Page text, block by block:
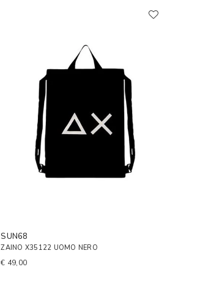
SUN68
ZAINO X35122 UOMO NERO
€ 49,00